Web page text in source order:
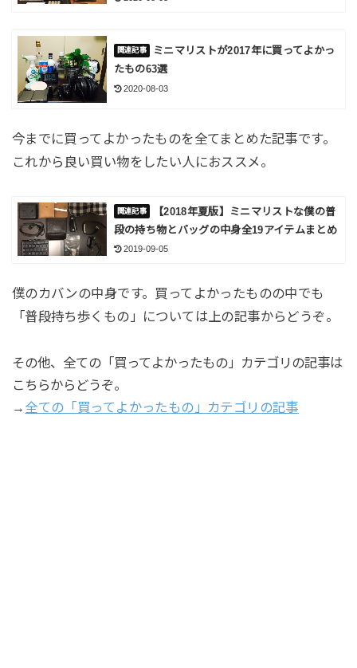
ミニマリストが2017年に買ってよかっ
たもの63選
2020-08-03
今までに買ってよかったものを全てまとめた記事です。
これから良い買い物をしたい人におススメ。
【2018年夏版】ミニマリストな僕の普
段の持ち物とバッグの中身全19アイテムまとめ
2019-09-05
僕のカバンの中身です。買ってよかったものの中でも
「普段持ち歩くもの」については上の記事からどうぞ。
その他、全ての「買ってよかったもの」カテゴリの記事は
こちらからどうぞ。
→ 全ての「買ってよかったもの」カテゴリの記事